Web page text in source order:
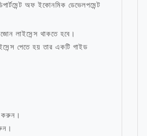
অফ ইকোনমিক ডেভেলপমেন্ট
লাইসেন্স থাকতে হবে।
পেতে হয় তার একটি গাইড
করুন।